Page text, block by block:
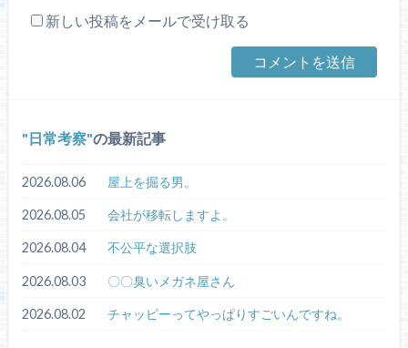
新しい投稿をメールで受け取る
日常考察 の最新記事
2026.08.06 屋上を掘る男。
2026.08.05 会社が移転しますよ。
2026.08.04 不公平な選択肢
2026.08.03 〇〇臭いメガネ屋さん
2026.08.02 チャッピーってやっぱりすごいんですね。